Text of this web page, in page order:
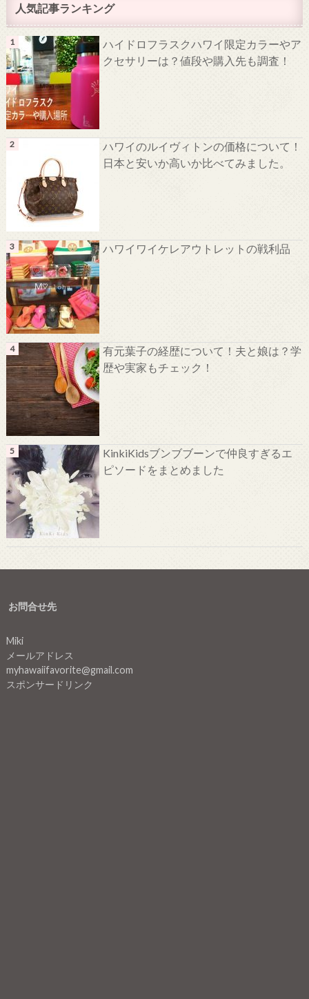
人気記事ランキング
ハイドロフラスクハワイ限定カラーやア
クセサリーは？値段や購入先も調査！
ハワイのルイヴィトンの価格について！
日本と安いか高いか比べてみました。
ハワイワイケレアウトレットの戦利品
有元葉子の経歴について！夫と娘は？学
歴や実家もチェック！
KinkiKidsブンブブーンで仲良すぎるエ
ピソードをまとめました
お問合せ先
Miki
メールアドレス
myhawaiifavorite@gmail.com
スポンサードリンク